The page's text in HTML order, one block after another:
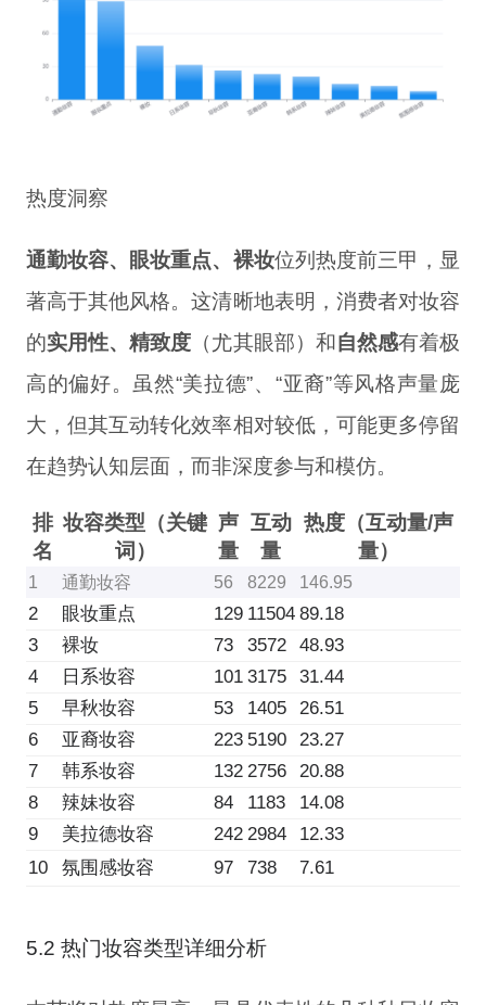
热度洞察
通勤妆容、眼妆重点、裸妆位列热度前三甲，显
著高于其他风格。这清晰地表明，消费者对妆容
的实用性、精致度 （尤其眼部）和自然感有着极
高的偏好。虽然“美拉德”、“亚裔”等风格声量庞
大，但其互动转化效率相对较低，可能更多停留
在趋势认知层面，而非深度参与和模仿。
排
名
妆容类型（关键
词）
声
量
互动
量
热度（互动量/声
量）
1 通勤妆容 56 8229 146.95
2 眼妆重点 129 11504 89.18
3
裸妆 73 3572
48.93
4
日系妆容 101 3175
31.44
5
早秋妆容 53 1405
26.51
6
亚裔妆容 223 5190
23.27
7
韩系妆容 132 2756
20.88
8
辣妹妆容 84 1183
14.08
9
美拉德妆容 242 2984
12.33
10
氛围感妆容 97 738 7.61
5.2 热门妆容类型详细分析